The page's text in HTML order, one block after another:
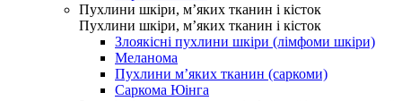
Пухлини шкіри, м’яких тканин і кісток
Пухлини шкіри, м’яких тканин і кісток
Злоякісні пухлини шкіри (лімфоми шкіри)
Меланома
Пухлини м’яких тканин (саркоми)
Саркома Юінга